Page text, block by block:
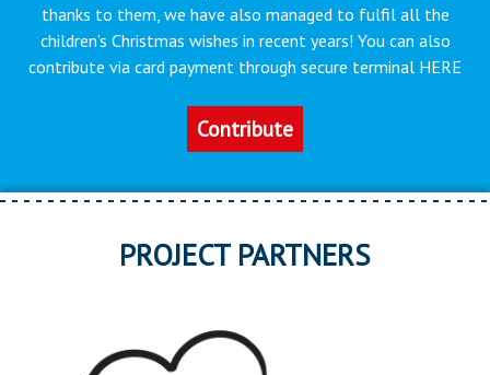
thanks to them, we have also managed to fulfil all the
children’s Christmas wishes in recent years! You can also
contribute via card payment through secure terminal HERE
Contribute
PROJECT PARTNERS